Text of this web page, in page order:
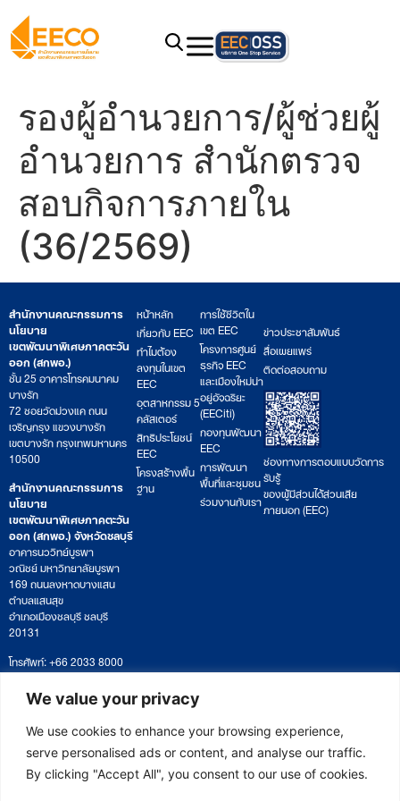
We value your privacy
We use cookies to enhance your browsing experience,
serve personalised ads or content, and analyse our traffic.
By clicking "Accept All", you consent to our use of cookies.
รองผู้อำนวยการ/ผู้ช่วยผู้
อำนวยการ สำนักตรวจ
สอบกิจการภายใน
(36/2569)
สำนักงานคณะกรรมการ
นโยบาย
เขตพัฒนาพิเศษภาคตะวัน
ออก (สกพอ.)
ชั้น 25 อาคารโทรคมนาคม
บางรัก
72 ซอยวัดม่วงแค ถนน
เจริญกรุง แขวงบางรัก
เขตบางรัก กรุงเทพมหานคร
10500
สำนักงานคณะกรรมการ
นโยบาย
เขตพัฒนาพิเศษภาคตะวัน
ออก (สกพอ.) จังหวัดชลบุรี
อาคารนววิทย์บูรพา
วณิชย์ มหาวิทยาลัยบูรพา
169 ถนนลงหาดบางแสน
ตำบลแสนสุข
อำเภอเมืองชลบุรี ชลบุรี
20131
โทรศัพท์: +66 2033 8000
เวลาทำการ: จันทร์ – ศุกร์
09:00 – 17:00 น.
ติดตามหนังสือหรือยื่นเอกสาร
saraban@eeco.or.th
หน้าหลัก
เกี่ยวกับ EEC
ทำไมต้อง
ลงทุนในเขต
EEC
อุตสาหกรรม 5
คลัสเตอร์
สิทธิประโยชน์
EEC
โครงสร้างพื้น
ฐาน
การใช้ชีวิตใน
เขต EEC
โครงการศูนย์
ธุรกิจ EEC
และเมืองใหม่น่า
อยู่อัจฉริยะ
(EECiti)
กองทุนพัฒนา
EEC
การพัฒนา
พื้นที่และชุมชน
ร่วมงานกับเรา
ข่าวประชาสัมพันธ์
สื่อเผยแพร่
ติดต่อสอบถาม
ช่องทางการตอบแบบวัดการ
รับรู้
ของผู้มีส่วนได้ส่วนเสีย
ภายนอก (EEC)